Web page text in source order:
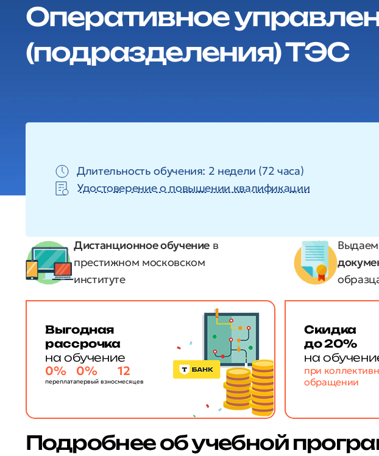
Оперативное
(подразделения) ТЭС
Длительность обучения: 2 недели (72 часа)
Удостоверение о повышении квалификации
Дистанционное обучение в
престижном московском
институте
Выгодная
рассрочка
на обучение
0%
переплата
0%
первый взнос
12
месяцев
Скидка
до 20%
на
при
обращении
Подробнее об учебной